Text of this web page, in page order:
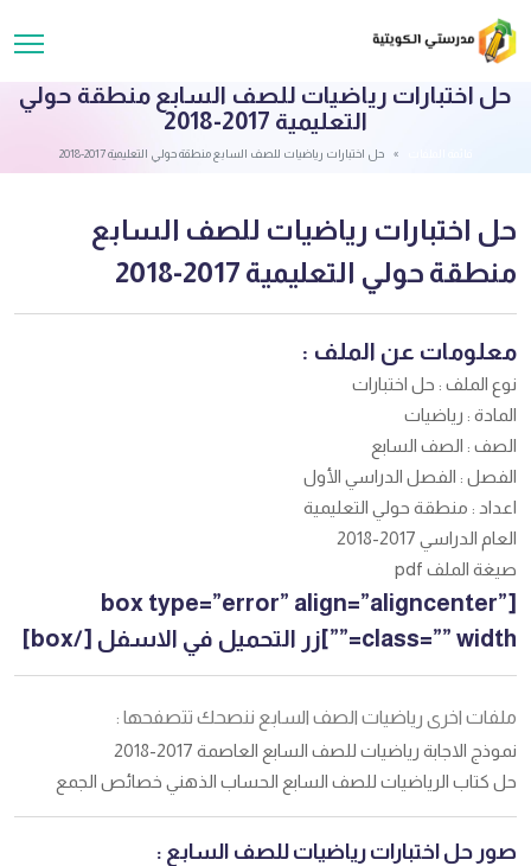
حل اختبارات رياضيات للصف السابع منطقة حولي
التعليمية 2017-2018
حل اختبارات رياضيات للصف السابع منطقة حولي التعليمية 2017-2018
حل اختبارات رياضيات للصف السابع
منطقة حولي التعليمية 2017-2018
معلومات عن الملف :
نوع الملف : حل اختبارات
المادة : رياضيات
الصف : الصف السابع
الفصل : الفصل الدراسي الأول
اعداد : منطقة حولي التعليمية
العام الدراسي 2017-2018
صيغة الملف pdf
[box type=”error” align=”aligncenter”
class=”” width=””]زر التحميل في الاسفل [/box]
ملفات اخرى رياضيات الصف السابع ننصحك تتصفحها :
نموذج الاجابة رياضيات للصف السابع العاصمة 2017-2018
حل كتاب الرياضيات للصف السابع الحساب الذهني خصائص الجمع
صور حل اختبارات رياضيات للصف السابع :